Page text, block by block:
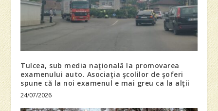
Tulcea, sub media naţională la promovarea
examenului auto. Asociaţia şcolilor de şoferi
spune că la noi examenul e mai greu ca la alţii
24/07/2026